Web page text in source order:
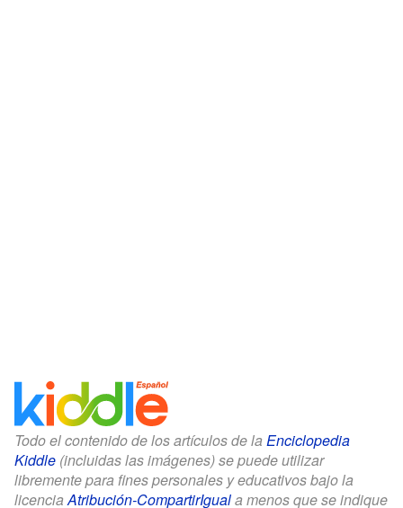
Todo el contenido de los artículos de la Enciclopedia
Kiddle (incluidas las imágenes) se puede utilizar
libremente para fines personales y educativos bajo la
licenciaAtribución-CompartirIguala menos que se indique